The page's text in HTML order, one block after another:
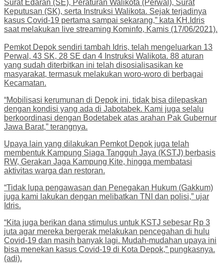
Surat Edaran (SE), Peraturan Walikota (Perwal), Surat
Keputusan (SK), serta Instruksi Walikota. Sejak terjadinya
kasus Covid-19 pertama sampai sekarang,” kata KH.Idris
saat melakukan live streaming Kominfo, Kamis (17/06/2021).
Pemkot Depok sendiri tambah Idris, telah mengeluarkan 13
Perwal, 43 SK, 28 SE dan 4 Instruksi Walikota. 88 aturan
yang sudah diterbitkan ini telah disosialisasikan ke
masyarakat, termasuk melakukan woro-woro di berbagai
Kecamatan.
“Mobilisasi kerumunan di Depok ini, tidak bisa dilepaskan
dengan kondisi yang ada di Jabotabek. Kami juga selalu
berkoordinasi dengan Bodetabek atas arahan Pak Gubernur
Jawa Barat,” terangnya.
Upaya lain yang dilakukan Pemkot Depok juga telah
membentuk Kampung Siaga Tangguh Jaya (KSTJ) berbasis
RW, Gerakan Jaga Kampung Kite, hingga membatasi
aktivitas warga dan restoran.
“Tidak lupa pengawasan dan Penegakan Hukum (Gakkum)
juga kami lakukan dengan melibatkan TNI dan polisi,” ujar
Idris.
“Kita juga berikan dana stimulus untuk KSTJ sebesar Rp 3
juta agar mereka bergerak melakukan pencegahan di hulu
Covid-19 dan masih banyak lagi. Mudah-mudahan upaya ini
bisa menekan kasus Covid-19 di Kota Depok,” pungkasnya.
(adi).